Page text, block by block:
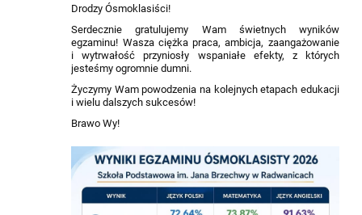
Drodzy Ósmoklasiści!
Serdecznie gratulujemy Wam świetnych wyników
egzaminu! Wasza ciężka praca, ambicja, zaangażowanie
i wytrwałość przyniosły wspaniałe efekty, z których
jesteśmy ogromnie dumni.
Życzymy Wam powodzenia na kolejnych etapach edukacji
i wielu dalszych sukcesów!
Brawo Wy!